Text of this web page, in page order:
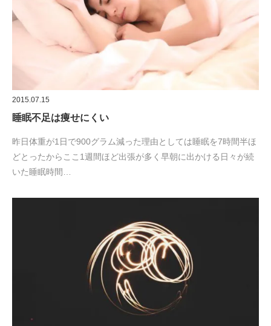
2015.07.15
睡眠不足は痩せにくい
昨日体重が1日で900グラム減った理由としては睡眠を7時間半ほ
どとったからここ1週間ほど出張が多く早朝に出かける日々が続
いた睡眠時間…